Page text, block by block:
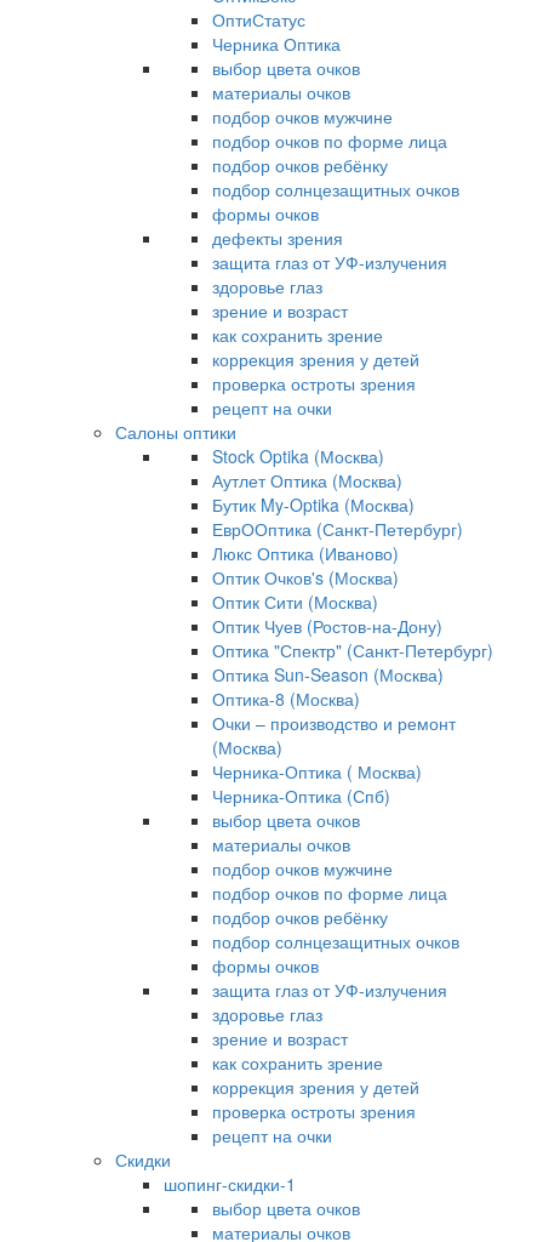
ОптиСтатус
Черника Оптика
выбор цвета очков
материалы очков
подбор очков мужчине
подбор очков по форме лица
подбор очков ребёнку
подбор солнцезащитных очков
формы очков
дефекты зрения
защита глаз от УФ-излучения
здоровье глаз
зрение и возраст
как сохранить зрение
коррекция зрения у детей
проверка остроты зрения
рецепт на очки
Салоны оптики
Stock Optika (Москва)
Аутлет Оптика (Москва)
Бутик My-Optika (Москва)
ЕврООптика (Санкт-Петербург)
Люкс Оптика (Иваново)
Оптик Очков's (Москва)
Оптик Сити (Москва)
Оптик Чуев (Ростов-на-Дону)
Оптика "Спектр" (Санкт-Петербург)
Оптика Sun-Season (Москва)
Оптика-8 (Москва)
Очки – производство и ремонт
(Москва)
Черника-Оптика ( Москва)
Черника-Оптика (Спб)
выбор цвета очков
материалы очков
подбор очков мужчине
подбор очков по форме лица
подбор очков ребёнку
подбор солнцезащитных очков
формы очков
защита глаз от УФ-излучения
здоровье глаз
зрение и возраст
как сохранить зрение
коррекция зрения у детей
проверка остроты зрения
рецепт на очки
Скидки
шопинг-скидки-1
выбор цвета очков
материалы очков